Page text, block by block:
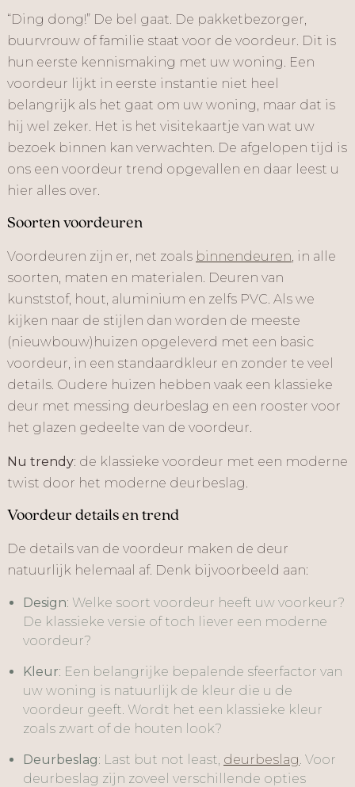
“Ding dong!” De bel gaat. De pakketbezorger,
buurvrouw of familie staat voor de voordeur. Dit is
hun eerste kennismaking met uw woning. Een
voordeur lijkt in eerste instantie niet heel
belangrijk als het gaat om uw woning, maar dat is
hij wel zeker. Het is het visitekaartje van wat uw
bezoek binnen kan verwachten. De afgelopen tijd is
ons een voordeur trend opgevallen en daar leest u
hier alles over.
Soorten voordeuren
Voordeuren zijn er, net zoals binnendeuren, in alle
soorten, maten en materialen. Deuren van
kunststof, hout, aluminium en zelfs PVC. Als we
kijken naar de stijlen dan worden de meeste
(nieuwbouw)huizen opgeleverd met een basic
voordeur, in een standaardkleur en zonder te veel
details. Oudere huizen hebben vaak een klassieke
deur met messing deurbeslag en een rooster voor
het glazen gedeelte van de voordeur.
Nu trendy: de klassieke voordeur met een moderne
twist door het moderne deurbeslag.
Voordeur details en trend
De details van de voordeur maken de deur
natuurlijk helemaal af. Denk bijvoorbeeld aan:
Design: Welke soort voordeur heeft uw voorkeur?
De klassieke versie of toch liever een moderne
voordeur?
Kleur: Een belangrijke bepalende sfeerfactor van
uw woning is natuurlijk de kleur die u de
voordeur geeft. Wordt het een klassieke kleur
zoals zwart of de houten look?
Deurbeslag: Last but not least, deurbeslag. Voor
deurbeslag zijn zoveel verschillende opties